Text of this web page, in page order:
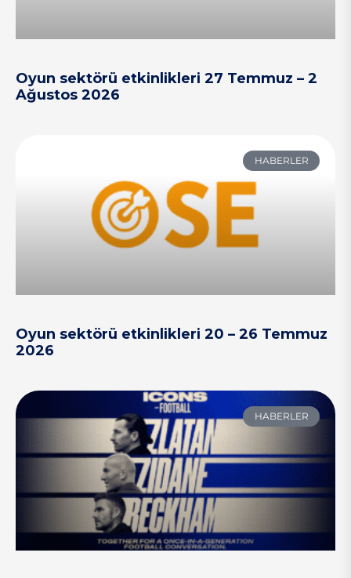
Oyun sektörü etkinlikleri 27 Temmuz – 2
Ağustos 2026
HABERLER
Oyun sektörü etkinlikleri 20 – 26 Temmuz
2026
HABERLER